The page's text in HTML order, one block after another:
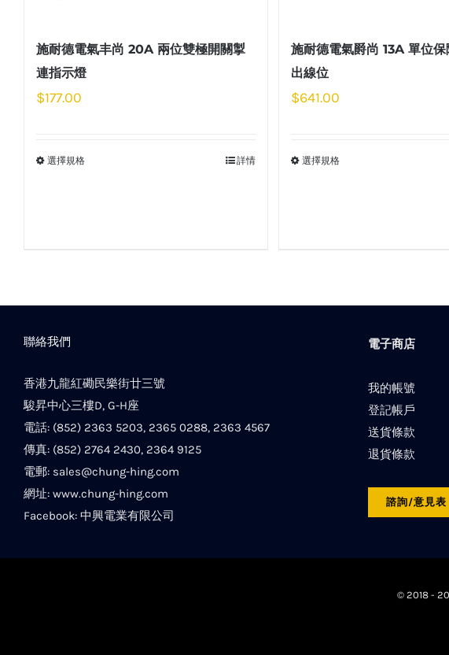
施耐德電氣丰尚 20A 兩位雙極開關掣
連指示燈
$177.00
選擇規格 詳情
施耐德電氣爵尚 13A 單位
出線位
$641.00
選擇規格
聯絡我們
香港九龍紅磡民樂街廿三號
駿昇中心三樓D, G-H座
電話: (852) 2363 5203, 2365 0288, 2363 4567
傳真: (852) 2764 2430, 2364 9125
電郵: sales@chung-hing.com
網址: www.chung-hing.com
Facebook: 中興電業有限公司
電子商店
我的帳號
登記帳戶
送貨條款
退貨條款
諮詢/意見表
© 2018 -